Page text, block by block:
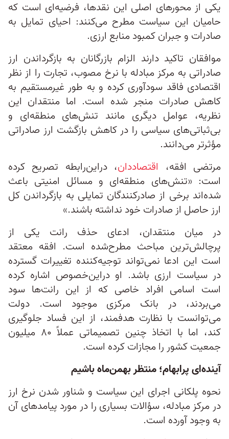
یکی از محورهای اصلی این نقدها، فرضیه‌ای است که
حامیان این سیاست مطرح می‌کنند: احیای تمایل به
صادرات و جبران کمبود منابع ارزی.
موافقان تاکید دارند الزام بازرگانان به بازگرداندن ارز
صادراتی به مرکز مبادله با نرخ مصوب، تجارت را از نظر
اقتصادی فاقد سودآوری کرده و به طور غیرمستقیم به
کاهش صادرات منجر شده است. اما منتقدان این
نظریه، عوامل دیگری مانند تنش‌های منطقه‌ای و
بی‌ثباتی‌های سیاسی را در کاهش بازگشت ارز صادراتی
مؤثرتر می‌دانند.
مرتضی افقه، اقتصاددان، دراین‌رابطه تصریح کرده
است: «تنش‌های منطقه‌ای و مسائل امنیتی باعث
شده‌اند برخی از صادرکنندگان تمایلی به بازگرداندن کل
ارز حاصل از صادرات خود نداشته باشند.»
در میان منتقدان، ادعای حذف رانت یکی از
پرچالش‌ترین مباحث مطرح‌شده است. افقه معتقد
است این ادعا نمی‌تواند توجیه‌کننده تغییرات گسترده
در سیاست ارزی باشد. او دراین‌خصوص اشاره کرده
است اسامی افراد خاصی که از این رانت‌ها سود
می‌بردند، در بانک مرکزی موجود است. دولت
می‌توانست با نظارت هدفمند، از این فساد جلوگیری
کند، اما با اتخاذ چنین تصمیماتی عملاً ۸۰ میلیون
جمعیت کشور را مجازات کرده است.
آینده‌ای پرابهام؛ منتظر بهمن‌ماه باشیم
نحوه پلکانی اجرای این سیاست و شناور شدن نرخ ارز
در مرکز مبادله، سؤالات بسیاری را در مورد پیامدهای آن
به وجود آورده است.